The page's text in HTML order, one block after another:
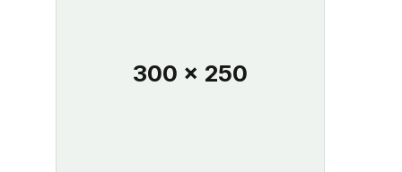
300 x 250